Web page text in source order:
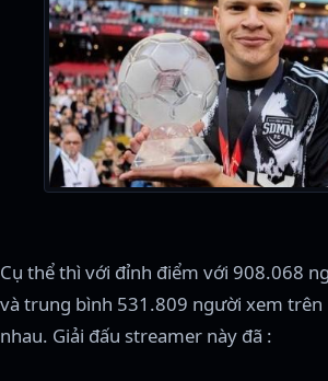
Cụ thể thì với đỉnh điểm với 908.068
và trung bình 531.809 người xem trên
nhau. Giải đấu streamer này đã :